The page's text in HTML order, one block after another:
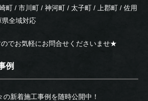
町 / 市川町 / 神河町 / 太子町 / 上郡町 / 佐用
全域対応
でお気軽にお問合せくださいませ★
例
新着施工事例を随時公開中！